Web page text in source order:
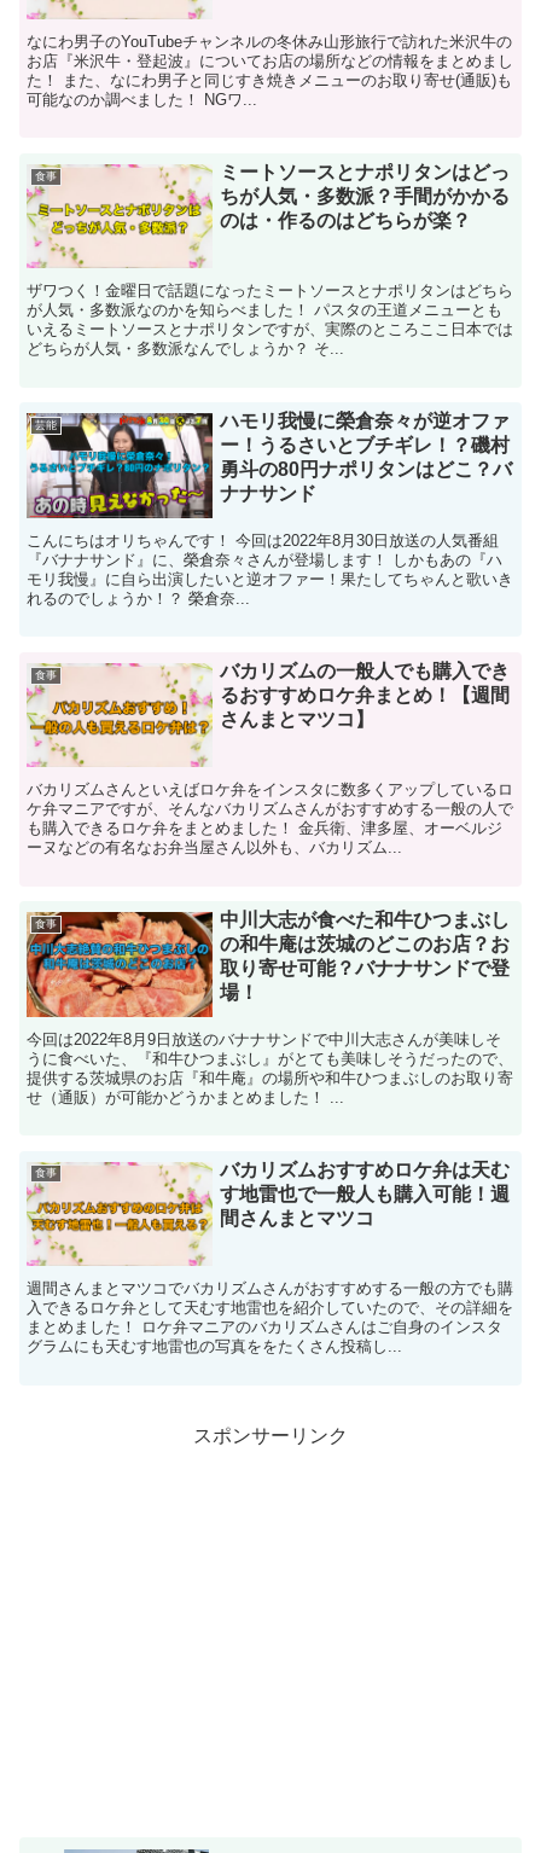
なにわ男子のYouTubeチャンネルの冬休み山形旅行で訪れた米沢牛の
お店『米沢牛・登起波』についてお店の場所などの情報をまとめまし
た！ また、なにわ男子と同じすき焼きメニューのお取り寄せ(通販)も
可能なのか調べました！ NGワ...
食事
ミートソースとナポリタンはどっ
ちが人気・多数派？手間がかかる
のは・作るのはどちらが楽？
ザワつく！金曜日で話題になったミートソースとナポリタンはどちら
が人気・多数派なのかを知らべました！ パスタの王道メニューとも
いえるミートソースとナポリタンですが、実際のところここ日本では
どちらが人気・多数派なんでしょうか？ そ...
芸能
ハモリ我慢に榮倉奈々が逆オファ
ー！うるさいとブチギレ！？磯村
勇斗の80円ナポリタンはどこ？バ
ナナサンド
こんにちはオリちゃんです！ 今回は2022年8月30日放送の人気番組
『バナナサンド』に、榮倉奈々さんが登場します！ しかもあの『ハ
モリ我慢』に自ら出演したいと逆オファー！果たしてちゃんと歌いき
れるのでしょうか！？ 榮倉奈...
食事
バカリズムの一般人でも購入でき
るおすすめロケ弁まとめ！【週間
さんまとマツコ】
バカリズムさんといえばロケ弁をインスタに数多くアップしているロ
ケ弁マニアですが、そんなバカリズムさんがおすすめする一般の人で
も購入できるロケ弁をまとめました！ 金兵衛、津多屋、オーベルジ
ーヌなどの有名なお弁当屋さん以外も、バカリズム...
食事
中川大志が食べた和牛ひつまぶし
の和牛庵は茨城のどこのお店？お
取り寄せ可能？バナナサンドで登
場！
今回は2022年8月9日放送のバナナサンドで中川大志さんが美味しそ
うに食べいた、『和牛ひつまぶし』がとても美味しそうだったので、
提供する茨城県のお店『和牛庵』の場所や和牛ひつまぶしのお取り寄
せ（通販）が可能かどうかまとめました！ ...
食事
バカリズムおすすめロケ弁は天む
す地雷也で一般人も購入可能！週
間さんまとマツコ
週間さんまとマツコでバカリズムさんがおすすめする一般の方でも購
入できるロケ弁として天むす地雷也を紹介していたので、その詳細を
まとめました！ ロケ弁マニアのバカリズムさんはご自身のインスタ
グラムにも天むす地雷也の写真ををたくさん投稿し...
スポンサーリンク